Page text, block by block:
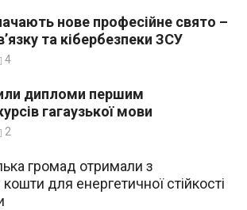
нове професійне свято –
та кібербезпеки ЗСУ
4
дипломи першим
гагаузької мови
2
громад отримали з
для енергетичної стійкості